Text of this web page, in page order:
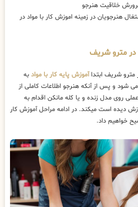
خلاقیت هنرجو
هنرجویان در زمینه اموزش کار با مواد در
در مترو شریف
مترو شریف ابتداآموزش پایه کار با مواد به
شود و پس از آنکه هنرجو اطلاعات کاملی از
روی مدل زنده و یا کله مانکن اقدام به
دیده است میکند. در ادامه مراحل آموزش کار
خواهیم داد.